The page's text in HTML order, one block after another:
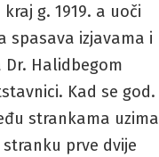
g. 1919. a uoči
spasava izjavama i
Halidbegom
Kad se god.
strankama uzima
prve dvije